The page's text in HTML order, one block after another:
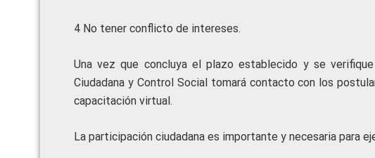
4 No tener conflicto de intereses.
Una vez que concluya el plazo establecido y se
Ciudadana y Control Social tomará contacto con los
capacitación virtual.
La participación ciudadana es importante y necesaria para